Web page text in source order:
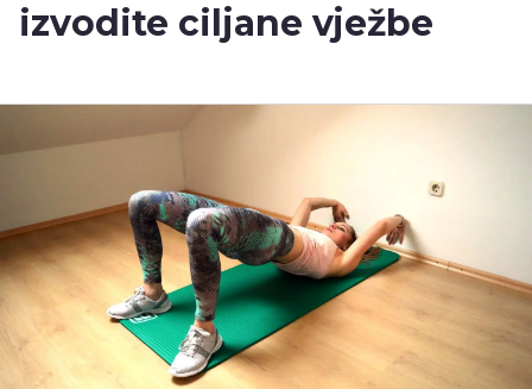
izvodite ciljane vježbe